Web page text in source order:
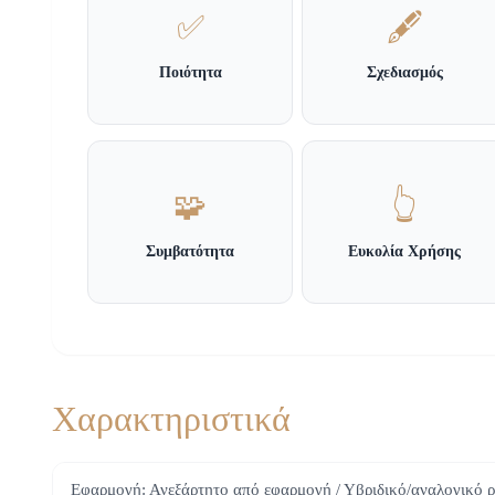
✅
Ποιότητα
🖋️
Σχεδιασμός
🧩
Συμβατότητα
👆
Ευκολία Χρήσης
Χαρακτηριστικά
Εφαρμογή: Ανεξάρτητο από εφαρμογή / Υβριδικό/αναλογικό